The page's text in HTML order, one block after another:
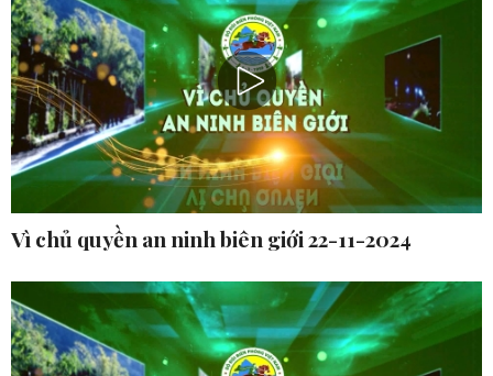
Vì chủ quyền an ninh biên giới 22-11-2024